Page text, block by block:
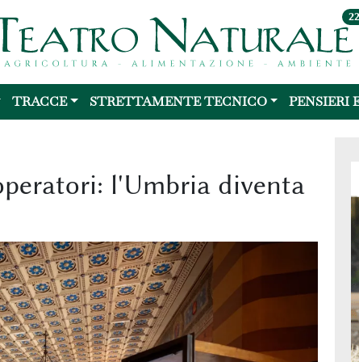
22
TRACCE STRETTAMENTE TECNICO PENSIERI
l'Umbria diventa